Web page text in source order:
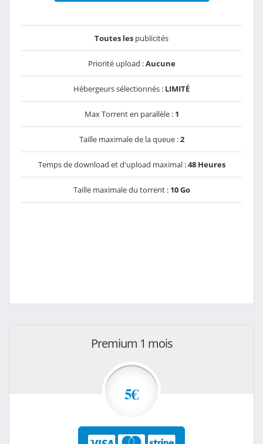
Toutes les publicités
Priorité upload :Aucune
Hébergeurs sélectionnés : LIMITÉ
Max Torrent en parallèle : 1
Taille maximale de la queue :2
Temps de download et d'upload maximal :48 Heures
Taille maximale du torrent : 10 Go
Premium 1 mois
5€